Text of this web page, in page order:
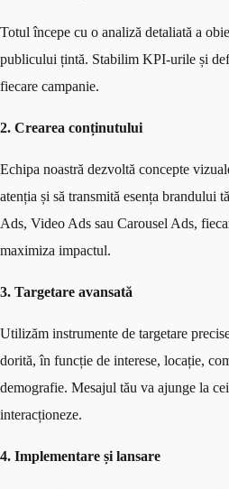
Totul începe cu o analiză detaliată a
publicului țintă. Stabilim KPI-urile și
fiecare campanie.
2. Crearea conținutului
Echipa noastră dezvoltă concepte
atenția și să transmită esența brandului
Ads, Video Ads sau Carousel Ads,
maximiza impactul.
3. Targetare avansată
Utilizăm instrumente de targetare
dorită, în funcție de interese, locație,
demografie. Mesajul tău va ajunge la
interacționeze.
4. Implementare și lansare